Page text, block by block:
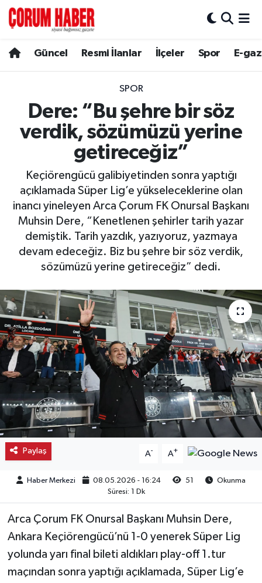
Güncel Resmi İlanlar İlçeler Spor E-
SPOR
Dere: “Bu şehre bir söz
verdik, sözümüzü yerine
getireceğiz”
Keçiörengücü galibiyetinden sonra yaptığı
açıklamada Süper Lig’e yükseleceklerine olan
inancı yineleyen Arca Çorum FK Onursal Başkanı
Muhsin Dere, “Kenetlenen şehirler tarih yazar
demiştik. Tarih yazdık, yazıyoruz, yazmaya
devam edeceğiz. Biz bu şehre bir söz verdik,
sözümüzü yerine getireceğiz” dedi.
Paylaş A- A+
Haber Merkezi 08.05.2026 - 16:24 51
Okunma
Süresi: 1 Dk
Arca Çorum FK Onursal Başkanı Muhsin Dere,
Ankara Keçiörengücü’nü 1-0 yenerek Süper Lig
yolunda yarı final bileti aldıkları play-off 1.tur
maçından sonra yaptığı açıklamada, Süper Lig’e
Spor
Resmi İlanlar
Alaca
Boğazkale
Dodurga
İskilip
Laçin
Mecitözü
Oğuzlar
Ortaköy
Osmancık
Sungurlu
Sağlık
Hava Durumu
Çorum Namaz Vakitleri
Trafik Durumu
Süper Lig Puan Durumu ve Fikstür
Tüm Manşetler
Son Dakika Haberleri
Haber Arşivi